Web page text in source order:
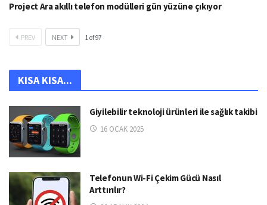
Project Ara akıllı telefon modülleri gün yüzüne çıkıyor
PREV NEXT 1of97
KISA KISA...
Giyilebilir teknoloji ürünleri ile sağlık takibi
16 OCAK 2025
Telefonun Wi-Fi Çekim Gücü Nasıl
Arttırılır?